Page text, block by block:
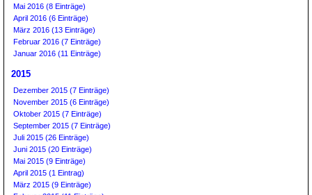
Mai 2016 (8 Einträge)
April 2016 (6 Einträge)
März 2016 (13 Einträge)
Februar 2016 (7 Einträge)
Januar 2016 (11 Einträge)
2015
Dezember 2015 (7 Einträge)
November 2015 (6 Einträge)
Oktober 2015 (7 Einträge)
September 2015 (7 Einträge)
Juli 2015 (26 Einträge)
Juni 2015 (20 Einträge)
Mai 2015 (9 Einträge)
April 2015 (1 Eintrag)
März 2015 (9 Einträge)